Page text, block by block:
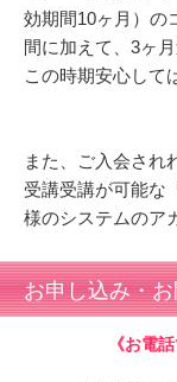
効期間10ヶ月）の
間に加えて、3ヶ
この時期安心して
また、ご入会され
受講受講が可能な
様のシステムのア
お申し込み・
《お電